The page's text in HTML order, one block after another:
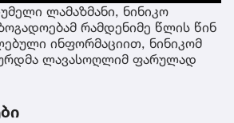
ლამაზმანი, ნინიკო
რამდენიმე წლის წინ
ინფორმაციით, ნინიკომ
ლავასოღლიმ ფარულად